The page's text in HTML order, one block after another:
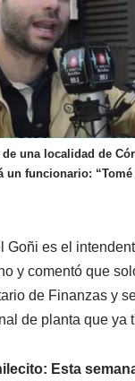
de una localidad de
un funcionario:
Goñi es el
y comentó que
de Finanzas y
de planta que ya
Esta